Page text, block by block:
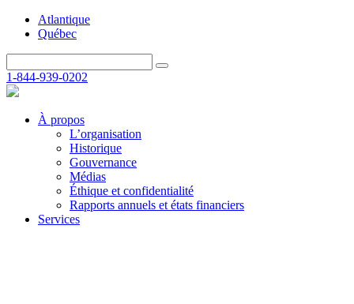
Atlantique
Québec
1-844-939-0202
À propos
L’organisation
Historique
Gouvernance
Médias
Éthique et confidentialité
Rapports annuels et états financiers
Services